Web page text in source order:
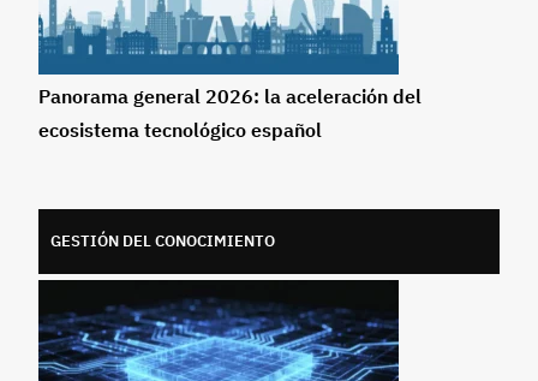
Panorama general 2026: la aceleración del
ecosistema tecnológico español
GESTIÓN DEL CONOCIMIENTO